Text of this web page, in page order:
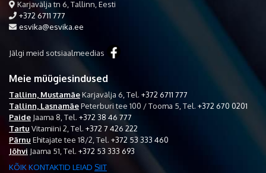
Karjavälja tn 6, Tallinn, Eesti
+372 6711 777
esvika@esvika.ee
Jälgi meid sotsiaalmeedias
Meie müügiesindused
Tallinn, MustamäeKarjavälja 6, Tel. +372 6711 777
Tallinn, LasnamäePeterburi tee 100 / Tooma 5, Tel. +372 670 0201
Paide Jaama 8, Tel. +372 38 46 777
Tartu Vitamiini 2, Tel. +372 7 426 222
Pärnu Ehitajate tee 18/2, Tel. +372 53 333 460
Jõhvi Jaama 51, Tel. +372 53 333 693
KÕIK KONTAKTID LEIAD SIIT